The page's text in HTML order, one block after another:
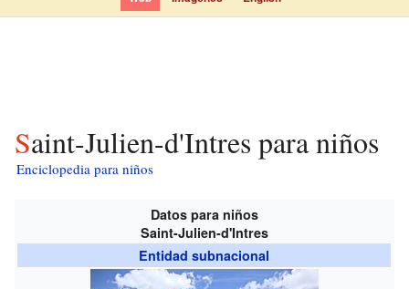
Saint-Julien-d'Intres para niños
Enciclopedia para niños
Datos para niños
Saint-Julien-d'Intres
Entidad subnacional